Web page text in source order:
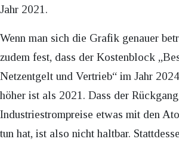
Jahr 2021.
Wenn man sich die Grafik genauer
zudem fest, dass der Kostenblock
Netzentgelt und Vertrieb“ im Jahr
höher ist als 2021. Dass der
Industriestrompreise etwas mit den
tun hat, ist also nicht haltbar.